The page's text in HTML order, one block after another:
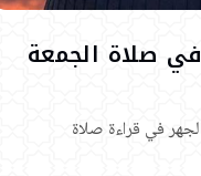
صلاة الجمعة
في قراءة صلاة